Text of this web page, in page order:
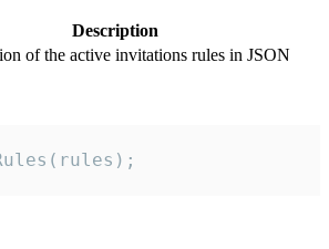
Description
of the active invitations rules in JSON